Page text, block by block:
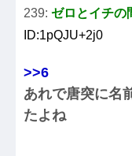
239: ゼロとイチの
ID:1pQJU+2j0
>>6
あれで唐突に名
たよね